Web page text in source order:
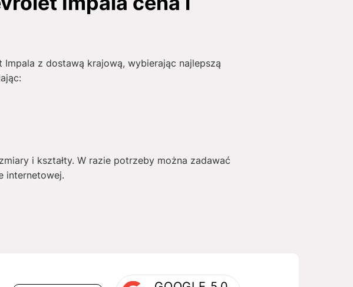
z dostawą krajową, wybierając najlepszą
i kształty. W razie potrzeby można zadawać
internetowej.